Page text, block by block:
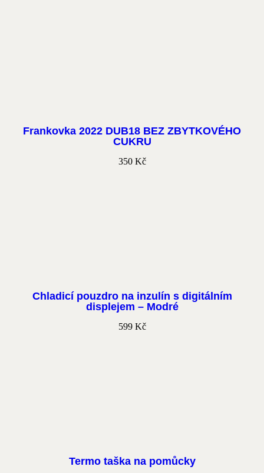
Frankovka 2022 DUB18 BEZ ZBYTKOVÉHO
CUKRU
350 Kč
Chladicí pouzdro na inzulín s digitálním
displejem – Modré
599 Kč
Termo taška na pomůcky